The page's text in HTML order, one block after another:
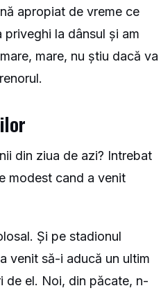
apropiat de vreme ce
la dânsul și am
mare, nu știu dacă va
din ziua de azi? Intrebat
modest cand a venit
Și pe stadionul
venit să-i aducă un ultim
de el. Noi, din păcate, n-